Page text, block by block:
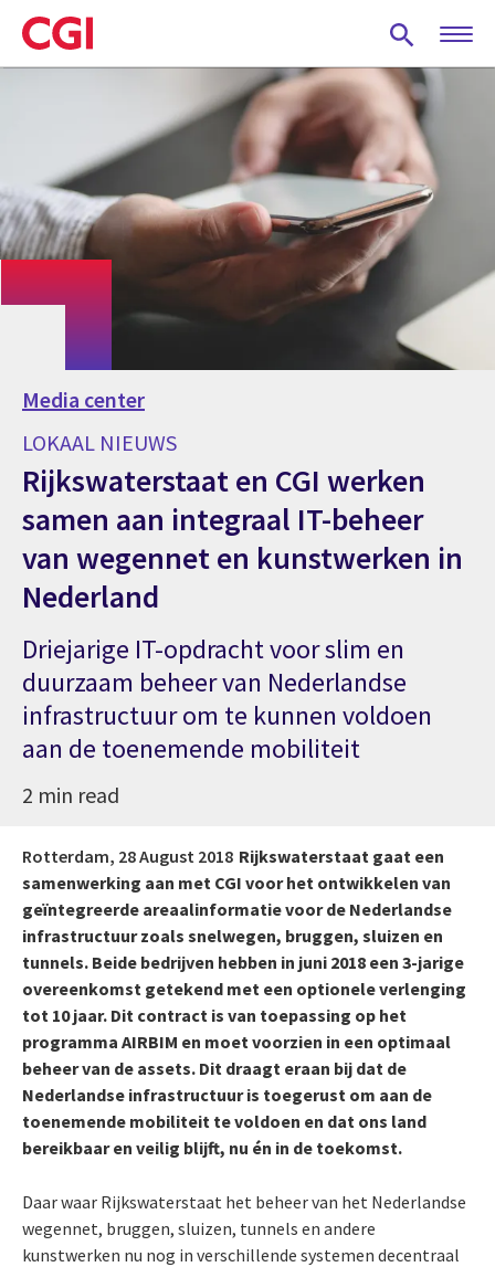
Skip
to
main
Media center
LOKAAL NIEUWS
Rijkswaterstaat en CGI werken
samen aan integraal IT-beheer
van wegennet en kunstwerken in
Nederland
Driejarige IT-opdracht voor slim en
duurzaam beheer van Nederlandse
infrastructuur om te kunnen voldoen
aan de toenemende mobiliteit
2 min read
Rotterdam, 28 August 2018 Rijkswaterstaat gaat een
samenwerking aan met CGI voor het ontwikkelen van
geïntegreerde areaalinformatie voor de Nederlandse
infrastructuur zoals snelwegen, bruggen, sluizen en
tunnels. Beide bedrijven hebben in juni 2018 een 3-jarige
overeenkomst getekend met een optionele verlenging
tot 10 jaar. Dit contract is van toepassing op het
programma AIRBIM en moet voorzien in een optimaal
beheer van de assets. Dit draagt eraan bij dat de
Nederlandse infrastructuur is toegerust om aan de
toenemende mobiliteit te voldoen en dat ons land
bereikbaar en veilig blijft, nu én in de toekomst.
Daar waar Rijkswaterstaat het beheer van het Nederlandse
wegennet, bruggen, sluizen, tunnels en andere
kunstwerken nu nog in verschillende systemen decentraal